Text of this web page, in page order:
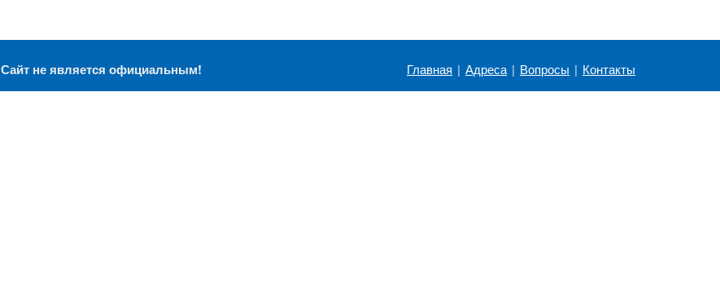
Сайт не является официальным! Главная | Адреса | Вопросы | Контакты